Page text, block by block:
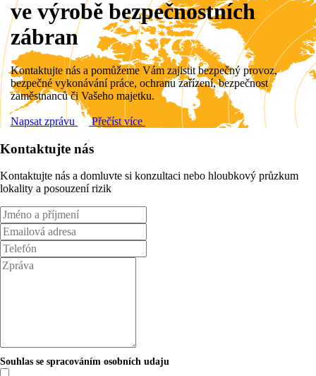
ve výrobě bezpečnostních
zábran
Kontaktujte nás a pomůžeme Vám zajistit bezpečný provoz,
bezpečné vykonávání práce, ochranu zařízení, bezpečnost
zaměstnanců či Vašeho majetku.
Napsat zprávu Přečíst více
Kontaktujte nás
Kontaktujte nás a domluvte si konzultaci nebo hloubkový průzkum
lokality a posouzení rizik
Souhlas se spracováním osobních udaju